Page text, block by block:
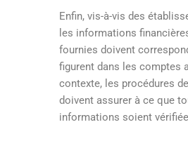
Enfin, vis-à-vis des
les informations
fournies doivent
figurent dans les comptes
contexte, les procédures
doivent assurer à ce que
informations soient